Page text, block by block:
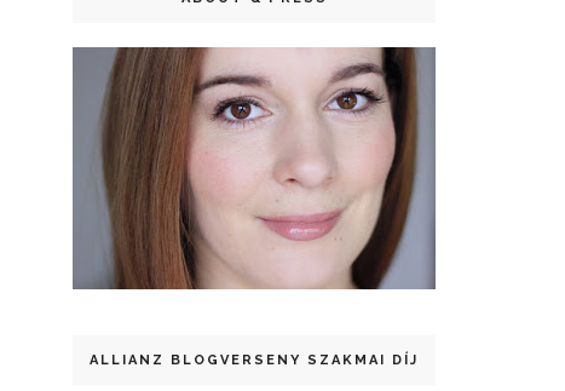
ALLIANZ BLOGVERSENY SZAKMAI DÍJ